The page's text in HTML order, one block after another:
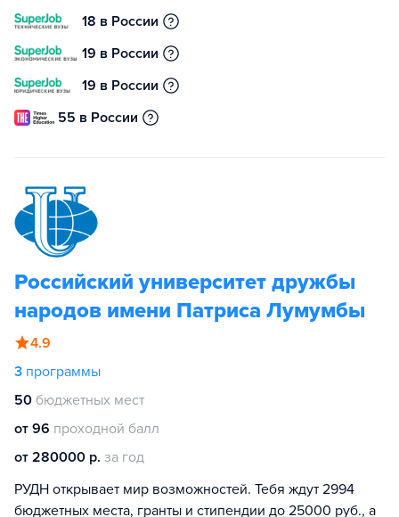
18 в России
19 в России
19 в России
55 в России
Российский университет дружбы
народов имени Патриса Лумумбы
4.9
3 программы
50 бюджетных мест
от 96 проходной балл
от 280000 р. за год
РУДН открывает мир возможностей. Тебя ждут 2994
бюджетных места, гранты и стипендии до 25000 руб., а